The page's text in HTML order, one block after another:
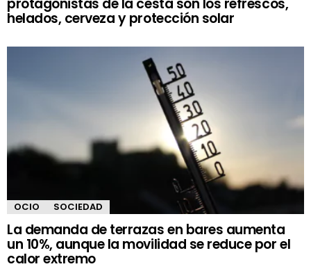
helados, cerveza y protección solar
OCIO SOCIEDAD
La demanda de terrazas en bares aumenta
un 10%, aunque la movilidad se reduce por el
calor extremo